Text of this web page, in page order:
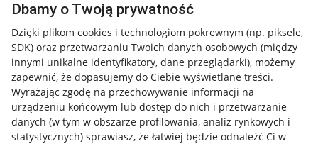
Dbamy o Twoją prywatność
Dzięki plikom cookies i technologiom pokrewnym (np. piksele,
SDK) oraz przetwarzaniu Twoich danych osobowych (między
innymi unikalne identyfikatory, dane przeglądarki), możemy
zapewnić, że dopasujemy do Ciebie wyświetlane treści.
Wyrażając zgodę na przechowywanie informacji na
urządzeniu końcowym lub dostęp do nich i przetwarzanie
danych (w tym w obszarze profilowania, analiz rynkowych i
statystycznych) sprawiasz, że łatwiej będzie odnaleźć Ci w